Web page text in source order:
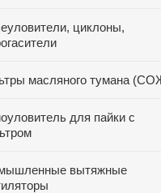
циклоны,
масляного тумана
для пайки с
вытяжные